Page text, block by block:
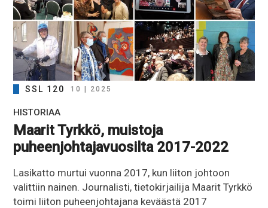
SSL 120 10 | 2025
HISTORIAA
Maarit Tyrkkö, muistoja
puheenjohtajavuosilta 2017-2022
Lasikatto murtui vuonna 2017, kun liiton johtoon
valittiin nainen. Journalisti, tietokirjailija Maarit Tyrkkö
toimi liiton puheenjohtajana keväästä 2017